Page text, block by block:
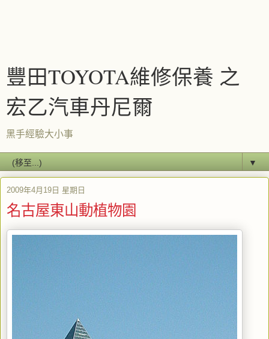
豐田TOYOTA維修保養 之
宏乙汽車丹尼爾
黑手經驗大小事
▼
2009年4月19日 星期日
名古屋東山動植物園